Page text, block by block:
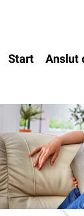
Start Anslut